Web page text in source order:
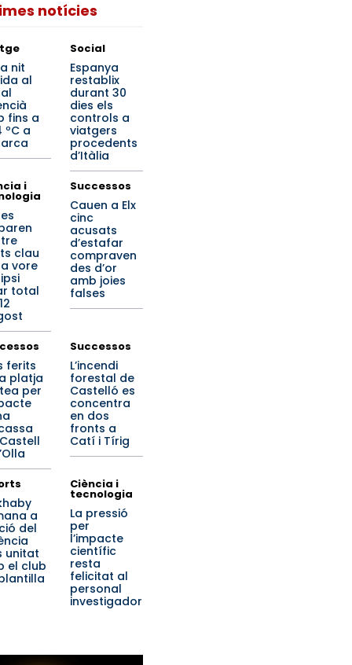
notícies
nit
al
fins a
ºC a
Social
Espanya
restablix
durant 30
dies els
controls a
viatgers
procedents
d’Itàlia
i
clau
vore
total
Successos
Cauen a Elx
cinc
acusats
d’estafar
compraven
des d’or
amb joies
falses
ferits
platja
per
Successos
L’incendi
forestal de
Castelló es
concentra
en dos
fronts a
Catí i Tírig
a
del
unitat
el club
Ciència i
tecnologia
La pressió
per
l’impacte
científic
resta
felicitat al
personal
investigador